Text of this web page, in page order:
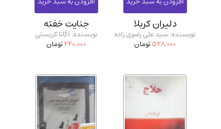
مدرسان شریف و انتشارت ارشد کتاب‌های..
دانشگاه پیامـ نور(10)
دلیران کربلا
نویسنده: سید علی رضوی زاده
528,000تومان
جنایت خفته
نویسنده: آگاتا کریستی
240,000تومان